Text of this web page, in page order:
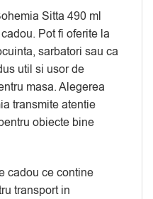
Sitta 490 ml
Pot fi oferite la
sarbatori sau ca
util si usor de
masa. Alegerea
transmite atentie
obiecte bine
cadou ce contine
transport in